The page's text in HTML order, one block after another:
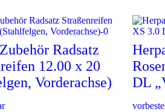
Radsatz
12.00 x 20
Vorderachse)
DL